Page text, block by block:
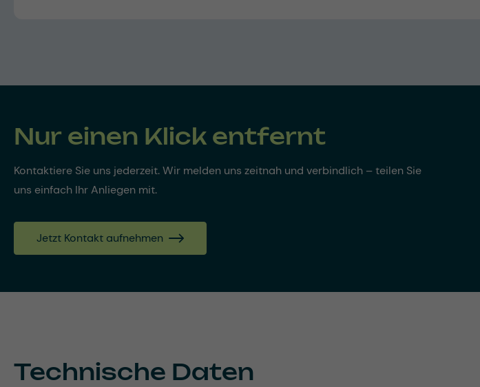
Nur einen Klick entfernt
Kontaktiere Sie uns jederzeit. Wir melden uns zeitnah und verbindlich – teilen Sie
uns einfach Ihr Anliegen mit.
Jetzt Kontakt aufnehmen
Technische Daten